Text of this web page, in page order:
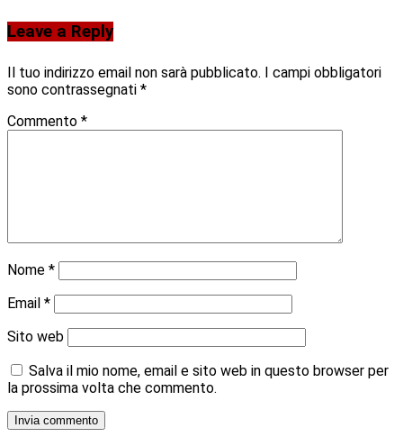
Leave a Reply
Il tuo indirizzo email non sarà pubblicato. I campi obbligatori
sono contrassegnati *
Commento *
Nome *
Email *
Sito web
Salva il mio nome, email e sito web in questo browser per
la prossima volta che commento.